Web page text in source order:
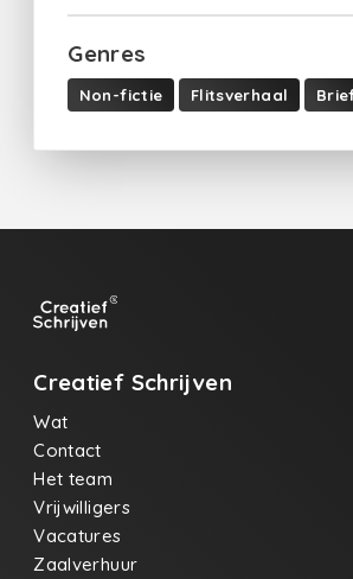
Genres
Non-fictie Flitsverhaal
Creatief Schrijven
Wat
Contact
Het team
Vrijwilligers
Vacatures
Zaalverhuur